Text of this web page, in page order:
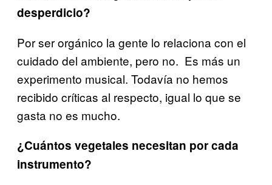
desperdicio?
Por ser orgánico la gente lo relaciona con el
cuidado del ambiente, pero no. Es más un
experimento musical. Todavía no hemos
recibido críticas al respecto, igual lo que se
gasta no es mucho.
¿Cuántos vegetales necesitan por cada
instrumento?